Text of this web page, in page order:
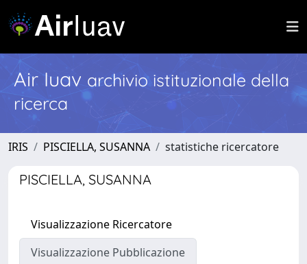
Air Iuav archivio istituzionale della
ricerca
IRIS PISCIELLA, SUSANNA statistiche ricercatore
PISCIELLA, SUSANNA
Visualizzazione Ricercatore
Visualizzazione Pubblicazione